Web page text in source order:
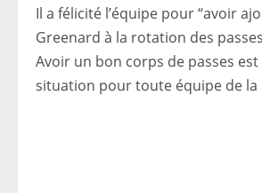
Il a félicité l’équipe pour “avoir
Greenard à la rotation des
Avoir un bon corps de passes
situation pour toute équipe de la